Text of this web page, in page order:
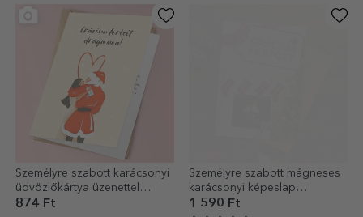
Személyre szabott karácsonyi
üdvözlőkártya üzenettel
pároknak
874 Ft
Személyre szabott mágneses
karácsonyi képeslap
szöveggel – Zoknik a
1 590 Ft